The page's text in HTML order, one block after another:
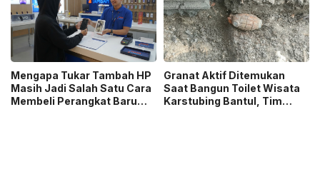
Mengapa Tukar Tambah HP
Masih Jadi Salah Satu Cara
Membeli Perangkat Baru
Granat Aktif Ditemukan
Saat Bangun Toilet Wisata
Karstubing Bantul, Tim